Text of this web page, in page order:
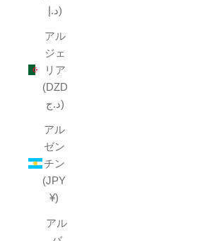
د.إ)
アル
ジェ
リア
(DZD
د.ج)
アル
ゼン
チン
(JPY
¥)
アル